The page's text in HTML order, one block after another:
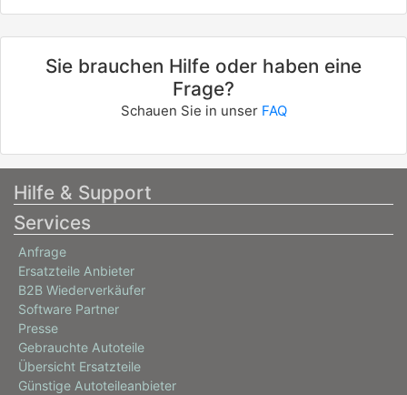
Sie brauchen Hilfe oder haben eine
Frage?
Schauen Sie in unser FAQ
Hilfe & Support
Services
Anfrage
Ersatzteile Anbieter
B2B Wiederverkäufer
Software Partner
Presse
Gebrauchte Autoteile
Übersicht Ersatzteile
Günstige Autoteileanbieter